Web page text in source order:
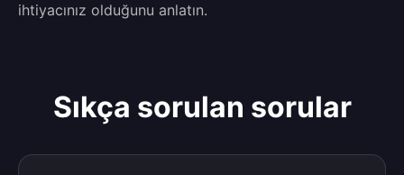
ihtiyacınız olduğunu anlatın.
Sıkça sorulan sorular